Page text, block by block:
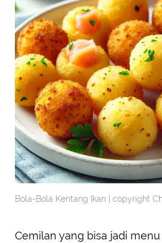
Bola-Bola Kentang Ikan | copyright
Cemilan yang bisa jadi